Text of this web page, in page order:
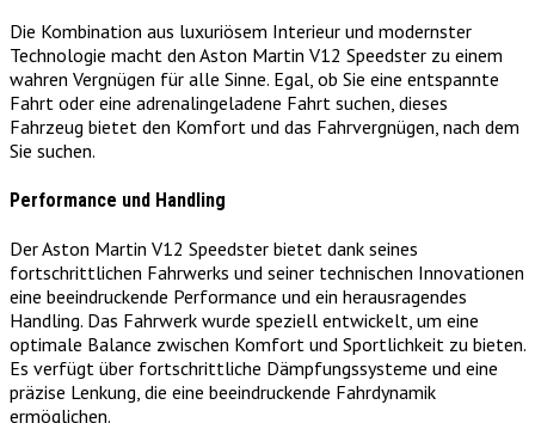
Die Kombination aus luxuriösem Interieur und modernster
Technologie macht den Aston Martin V12 Speedster zu einem
wahren Vergnügen für alle Sinne. Egal, ob Sie eine entspannte
Fahrt oder eine adrenalingeladene Fahrt suchen, dieses
Fahrzeug bietet den Komfort und das Fahrvergnügen, nach dem
Sie suchen.
Performance und Handling
Der Aston Martin V12 Speedster bietet dank seines
fortschrittlichen Fahrwerks und seiner technischen Innovationen
eine beeindruckende Performance und ein herausragendes
Handling. Das Fahrwerk wurde speziell entwickelt, um eine
optimale Balance zwischen Komfort und Sportlichkeit zu bieten.
Es verfügt über fortschrittliche Dämpfungssysteme und eine
präzise Lenkung, die eine beeindruckende Fahrdynamik
ermöglichen.